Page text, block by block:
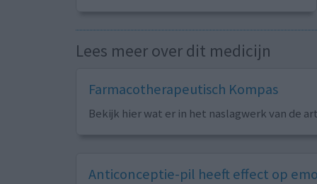
Lees meer over dit medicijn
Farmacotherapeutisch Kompas
Bekijk hier wat er in het naslagwerk van de
Anticonceptie-pil heeft effect op